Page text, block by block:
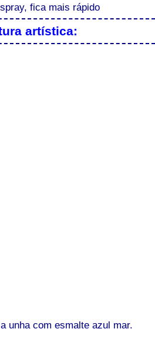
fica mais rápido
artística:
unha com esmalte azul mar.